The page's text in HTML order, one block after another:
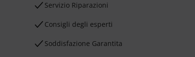
Servizio Riparazioni
Consigli degli esperti
Soddisfazione Garantita